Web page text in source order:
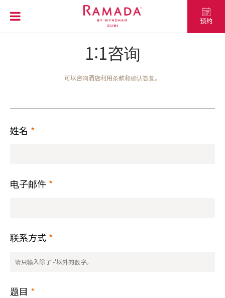
1:1咨询
可以咨询酒店利用条款和确认答复。
姓名 *
电子邮件 *
联系方式 *
题目 *